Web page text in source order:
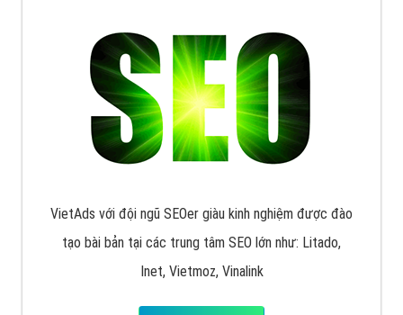
VietAds với đội ngũ SEOer giàu kinh nghiệm được đào
tạo bài bản tại các trung tâm SEO lớn như: Litado,
Inet, Vietmoz, Vinalink